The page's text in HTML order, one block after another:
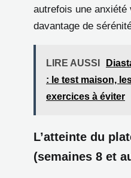
autrefois une
davantage de
LIRE AUSSI
: le test maison,
exercices à éviter
L’atteinte du
(semaines 8 et